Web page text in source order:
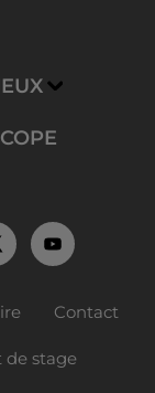
Contact
de stage